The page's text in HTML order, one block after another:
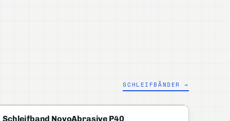
SCHLEIFBÄNDER →
PROFI
Schleifband NovoAbrasive P40